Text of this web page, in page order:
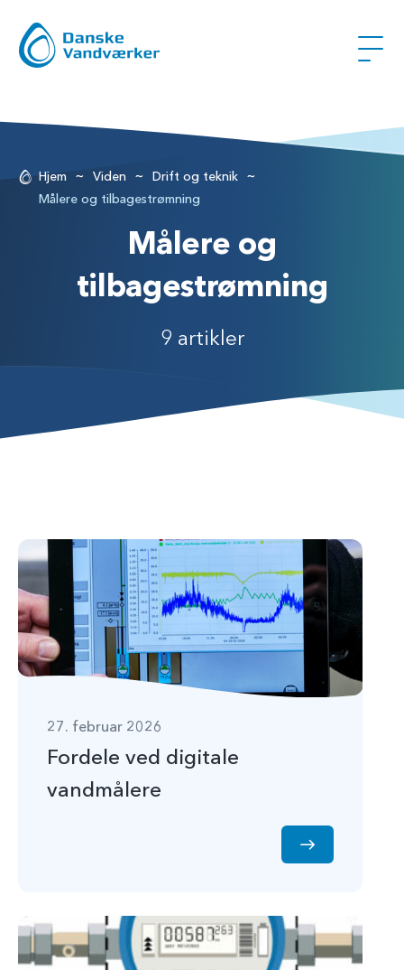
Hjem ~ Viden ~ Drift og teknik ~
Målere og tilbagestrømning
Målere og
tilbagestrømning
9 artikler
27. februar 2026
Fordele ved digitale
vandmålere